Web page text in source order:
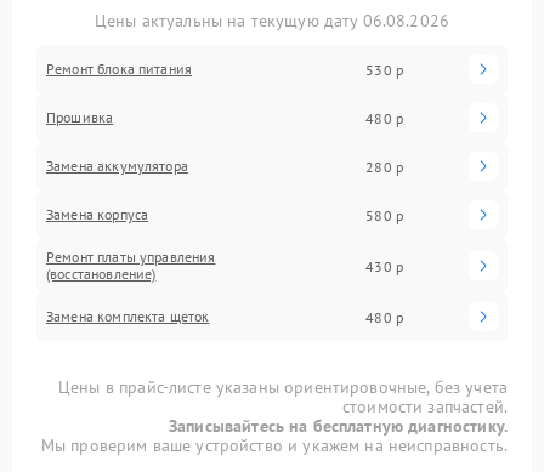
Цены актуальны на текущую дату 06.08.2026
Ремонт блока питания 530 р
Прошивка 480 р
Замена аккумулятора 280 р
Замена корпуса 580 р
Ремонт платы управления
(восстановление)
430 р
Замена комплекта щеток 480 р
Цены в прайс-листе указаны ориентировочные, без учета
стоимости запчастей.
Записывайтесь на бесплатную диагностику.
Мы проверим ваше устройство и укажем на неисправность.